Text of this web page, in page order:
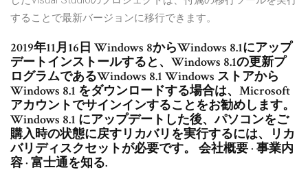
することで最新バージョンに移行できます。
2019年11月16日 Windows 8からWindows 8.1にアップ
デートインストールすると、Windows 8.1の更新プ
ログラムであるWindows 8.1 Windows ストアから
Windows 8.1 をダウンロードする場合は、Microsoft
アカウントでサインインすることをお勧めします。
Windows 8.1 にアップデートした後、パソコンをご
購入時の状態に戻すリカバリを実行するには、リカ
バリディスクセットが必要です。 会社概要 · 事業内
容 · 富士通を知る.